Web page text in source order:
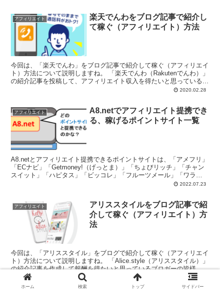
アフィリエイト
楽天でんわをブログ記事で紹介し
て稼ぐ（アフィリエイト）方法
今回は、「楽天でんわ」をブログ記事で紹介して稼ぐ（アフィリエイ
ト）方法について説明しますね。 「楽天でんわ（Rakutenでんわ）」
の紹介記事を投稿して、アフィリエイト収入を得たいと思っているブ
2020.02.28
アフィリエイト
A8.netでアフィリエイト提携でき
る、稼げるポイントサイト一覧
A8.netとアフィリエイト提携できるポイントサイトは、「アメフリ」
「ECナビ」「Getmoney!（げっとま）」「ちょびリッチ」「チャン
スイット」「ハピタス」「ビッコレ」「フルーツメール」「ワラ
2022.07.23
アフィリエイト
アリススタイルをブログ記事で紹
介して稼ぐ（アフィリエイト）方
法
今回は、「アリススタイル」をブログで紹介して稼ぐ（アフィリエイ
ト）方法について説明しますね。 「Alice.style（アリススタイル）」
の紹介記事を作成して報酬を得たいと思っているブロガーの皆様、こ
ん...
2021.05.29
ホーム 検索 トップ サイドバー